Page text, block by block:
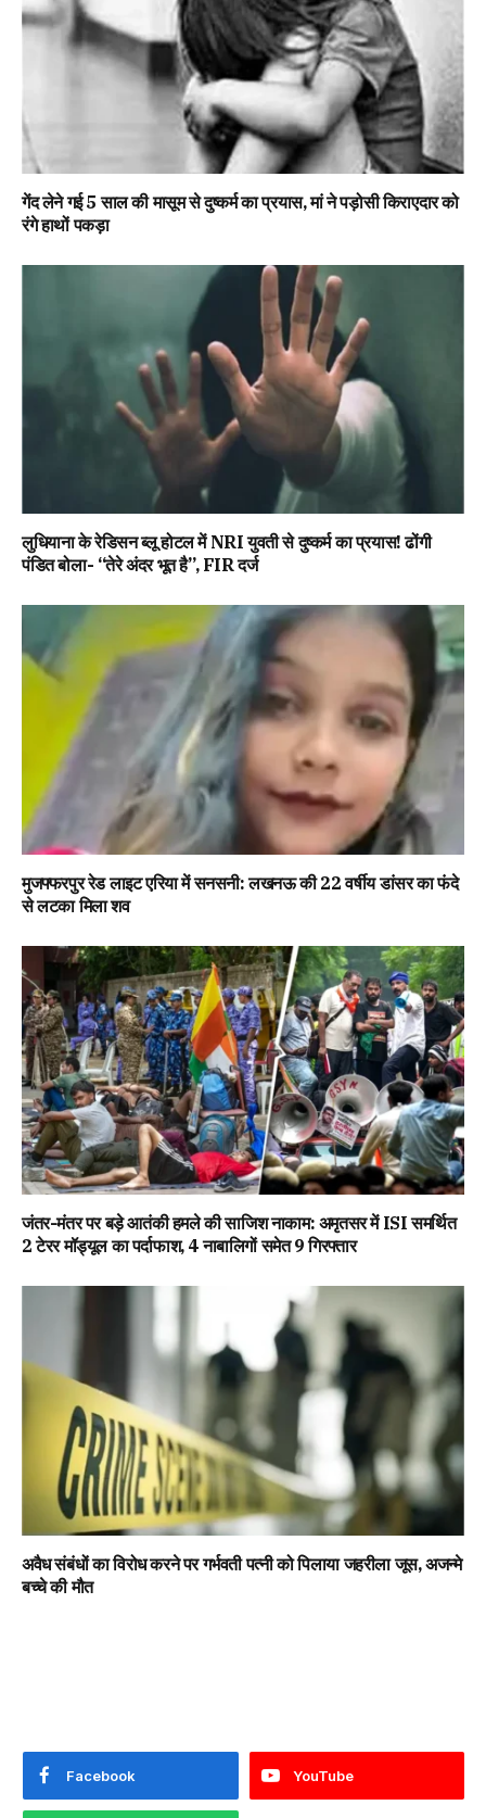
गेंद लेने गई 5 साल की मासूम से दुष्कर्म का प्रयास, मां ने पड़ोसी किराएदार को
रंगे हाथों पकड़ा
लुधियाना के रेडिसन ब्लू होटल में NRI युवती से दुष्कर्म का प्रयास! ढोंगी
पंडित बोला- “तेरे अंदर भूत है”, FIR दर्ज
मुजफ्फरपुर रेड लाइट एरिया में सनसनी: लखनऊ की 22 वर्षीय डांसर का फंदे
से लटका मिला शव
जंतर-मंतर पर बड़े आतंकी हमले की साजिश नाकाम: अमृतसर में ISI समर्थित
2 टेरर मॉड्यूल का पर्दाफाश, 4 नाबालिगों समेत 9 गिरफ्तार
अवैध संबंधों का विरोध करने पर गर्भवती पत्नी को पिलाया जहरीला जूस, अजन्मे
बच्चे की मौत
Facebook YouTube